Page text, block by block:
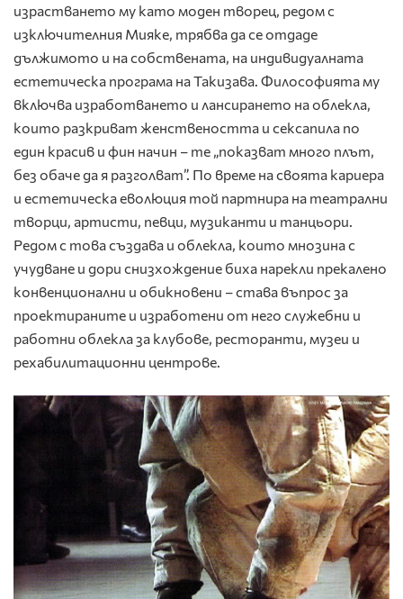
израстването му като моден творец, редом с
изключителния Мияке, трябва да се отдаде
дължимото и на собствената, на индивидуалната
естетическа програма на Такизава. Философията му
включва изработването и лансирането на облекла,
които разкриват женствеността и сексапила по
един красив и фин начин – те „показват много плът,
без обаче да я разголват”. По време на своята кариера
и естетическа еволюция той партнира на театрални
творци, артисти, певци, музиканти и танцьори.
Редом с това създава и облекла, които мнозина с
учудване и дори снизхождение биха нарекли прекалено
конвенционални и обикновени – става въпрос за
проектираните и изработени от него служебни и
работни облекла за клубове, ресторанти, музеи и
рехабилитационни центрове.